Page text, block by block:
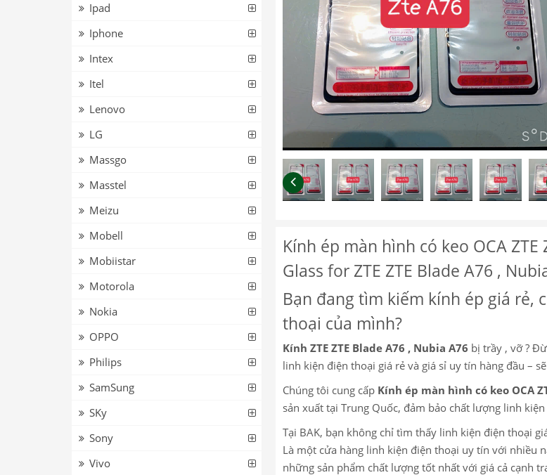
Kính ép màn hình có keo OCA
Glass for ZTE ZTE Blade A76 ,
Bạn đang tìm kiếm kính ép giá rẻ,
thoại của mình?
Kính ZTE ZTE Blade A76 , Nubia A76 bị trầy , vỡ ?
linh kiện điện thoại giá rẻ và giá sỉ uy tín hàng đầu –
Chúng tôi cung cấp Kính ép màn hình có keo OCA
sản xuất tại Trung Quốc, đảm bảo chất lượng linh kiện
Tại BAK, bạn không chỉ tìm thấy linh kiện điện thoại
Là một cửa hàng linh kiện điện thoại uy tín với nhiều
những sản phẩm chất lượng tốt nhất với giá cả cạnh
Ipad
Iphone
Intex
Itel
Lenovo
LG
Massgo
Masstel
Meizu
Mobell
Mobiistar
Motorola
Nokia
OPPO
Philips
SamSung
SKy
Sony
Vivo